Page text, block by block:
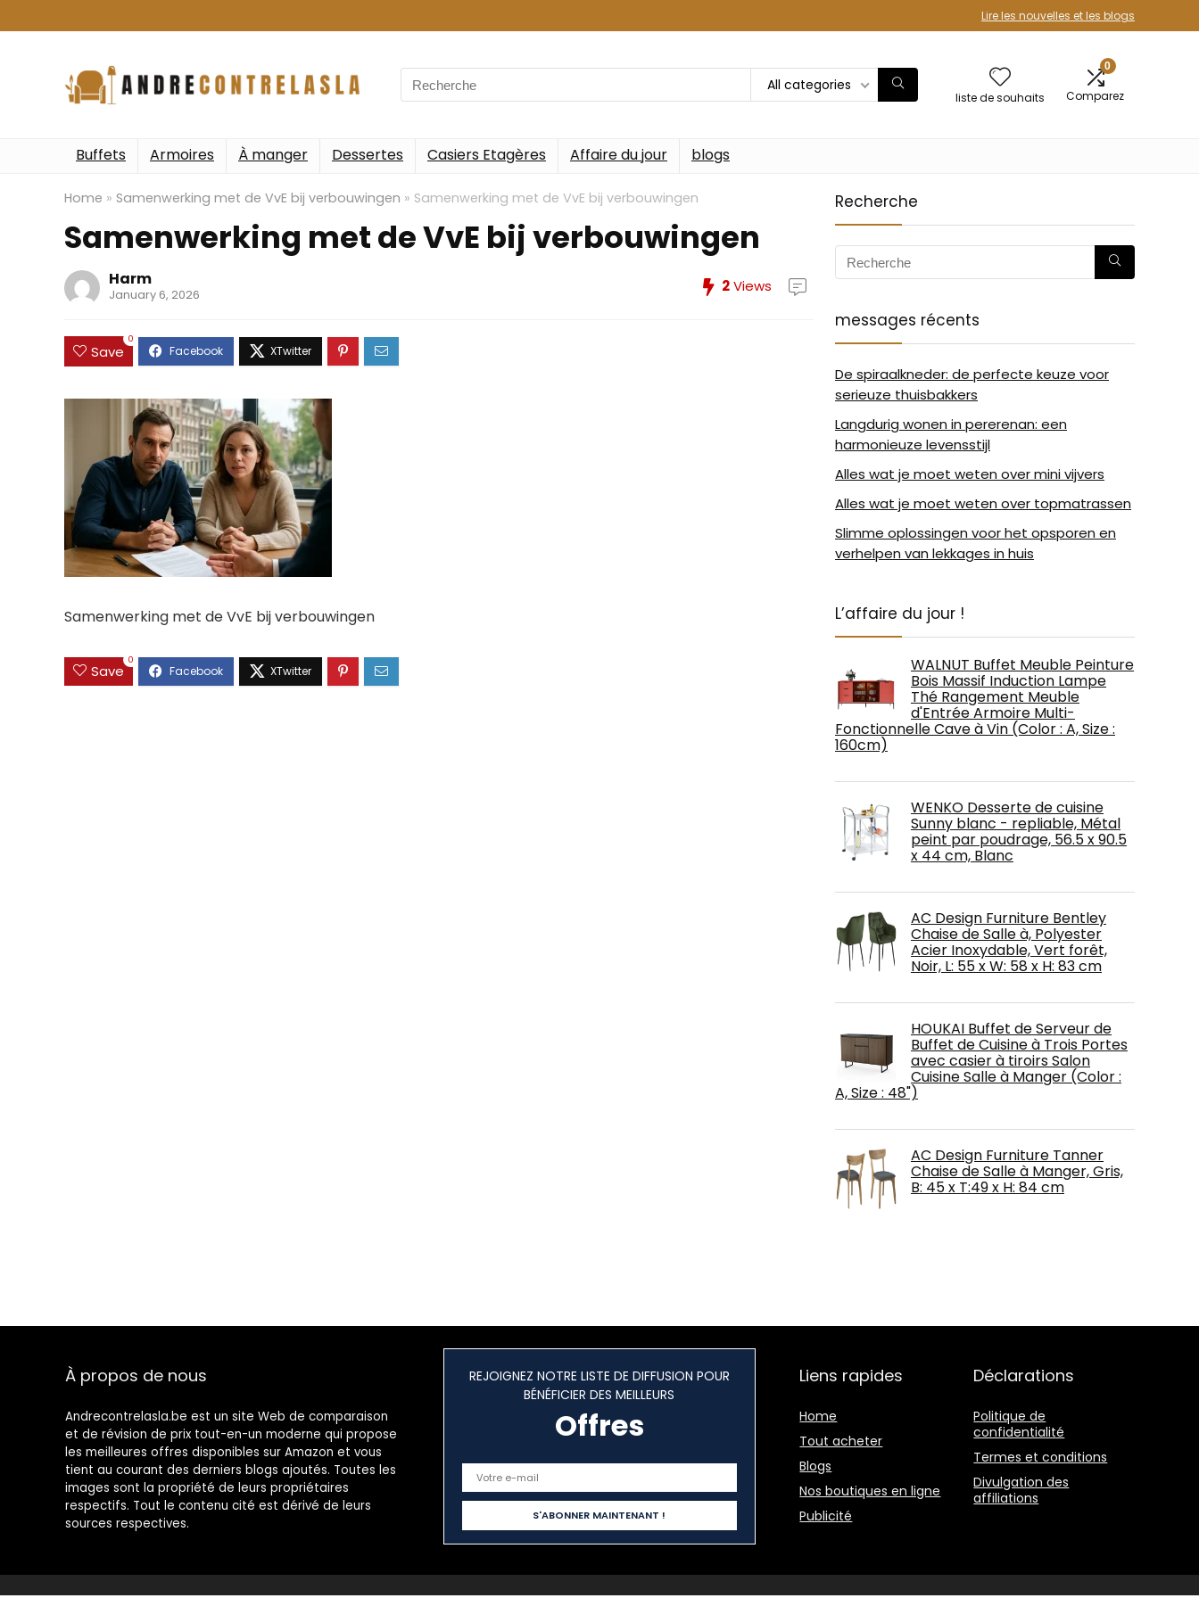
Lire les nouvelles et les blogs
Search
for:
All categories
liste de souhaits
0
Comparez
Buffets Armoires À manger Dessertes Casiers Etagères Affaire du jour blogs
Home » Samenwerking met de VvE bij verbouwingen » Samenwerking met de VvE bij verbouwingen
Samenwerking met de VvE bij verbouwingen
Harm
January 6, 2026 2Views
Save
0
Samenwerking met de VvE bij verbouwingen
Save
0
Recherche
messages récents
De spiraalkneder: de perfecte keuze voor
serieuze thuisbakkers
Langdurig wonen in pererenan: een
harmonieuze levensstijl
Alles wat je moet weten over mini vijvers
Alles wat je moet weten over topmatrassen
Slimme oplossingen voor het opsporen en
verhelpen van lekkages in huis
L’affaire du jour !
WALNUT Buffet Meuble Peinture
Bois Massif Induction Lampe
Thé Rangement Meuble
d'Entrée Armoire Multi-
Fonctionnelle Cave à Vin (Color : A, Size :
160cm)
WENKO Desserte de cuisine
Sunny blanc - repliable, Métal
peint par poudrage, 56.5 x 90.5
x 44 cm, Blanc
AC Design Furniture Bentley
Chaise de Salle à, Polyester
Acier Inoxydable, Vert forêt,
Noir, L: 55 x W: 58 x H: 83 cm
HOUKAI Buffet de Serveur de
Buffet de Cuisine à Trois Portes
avec casier à tiroirs Salon
Cuisine Salle à Manger (Color :
A, Size : 48")
AC Design Furniture Tanner
Chaise de Salle à Manger, Gris,
B: 45 x T:49 x H: 84 cm
À propos de nous
Andrecontrelasla.be est un site Web de comparaison
et de révision de prix tout-en-un moderne qui propose
les meilleures offres disponibles sur Amazon et vous
tient au courant des derniers blogs ajoutés. Toutes les
images sont la propriété de leurs propriétaires
respectifs. Tout le contenu cité est dérivé de leurs
sources respectives.
REJOIGNEZ NOTRE LISTE DE DIFFUSION POUR
BÉNÉFICIER DES MEILLEURS
Offres
Liens rapides
Home
Tout acheter
Blogs
Nos boutiques en ligne
Publicité
Déclarations
Politique de
confidentialité
Termes et conditions
Divulgation des
affiliations